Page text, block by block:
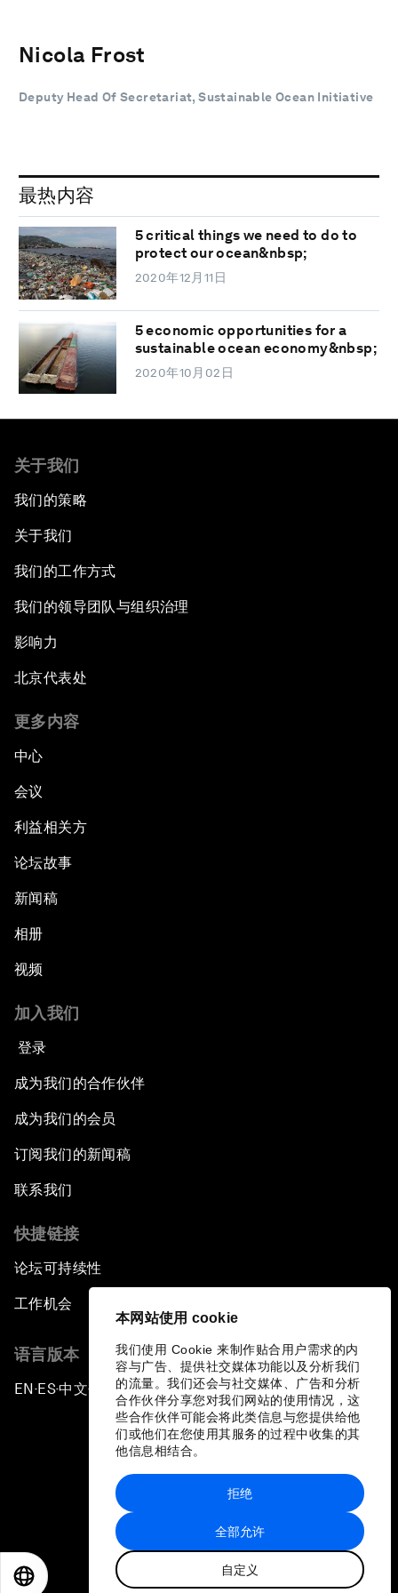
本网站使用 cookie
我们使用 Cookie 来制作贴合用户需求的内
容与广告、提供社交媒体功能以及分析我们
的流量。我们还会与社交媒体、广告和分析
合作伙伴分享您对我们网站的使用情况，这
些合作伙伴可能会将此类信息与您提供给他
们或他们在您使用其服务的过程中收集的其
他信息相结合。
全部允许
自定义
拒绝
Nicola Frost
Deputy Head Of Secretariat, Sustainable Ocean Initiative
最热内容
5 critical things we need to do to
protect our ocean&nbsp;
2020年12月11日
5 economic opportunities for a
sustainable ocean economy&nbsp;
2020年10月02日
关于我们
我们的策略
关于我们
我们的工作方式
我们的领导团队与组织治理
影响力
北京代表处
更多内容
中心
会议
利益相关方
论坛故事
新闻稿
相册
视频
加入我们
登录
成为我们的合作伙伴
成为我们的会员
订阅我们的新闻稿
联系我们
快捷链接
论坛可持续性
工作机会
语言版本
EN ▪ES▪中文▪ 日本語
站点地图
世界经济论坛